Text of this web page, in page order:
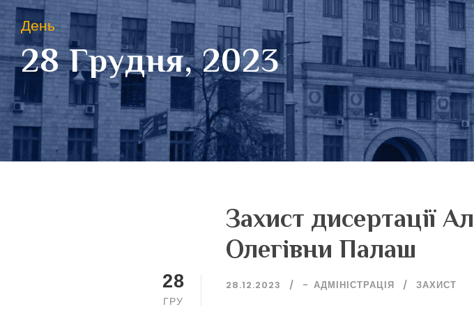
День
28 Грудня, 2023
28
ГРУ
Захист дисертації
Олегівни Палаш
28.12.2023 - АДМІНІСТРАЦІЯ ЗАХИСТ